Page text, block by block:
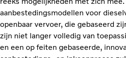
aanbestedingsmodellen voor
openbaar vervoer, die gebaseerd
zijn niet langer volledig van
en een op feiten gebaseerde,